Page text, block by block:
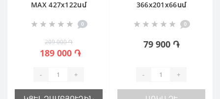
MAX 427х122սմ
0
209 000 ֏
189 000 ֏
- +
366х201х66սմ
0
79 900 ֏
- +